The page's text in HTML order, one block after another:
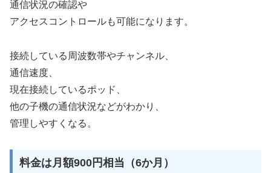
通信状況の確認や
アクセスコントロールも可能になります。
接続している周波数帯やチャンネル、
通信速度、
現在接続しているポッド、
他の子機の通信状況などがわかり、
管理しやすくなる。
料金は月額900円相当（6か月）